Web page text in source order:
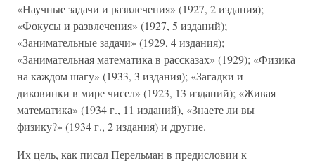
«Научные задачи и развлечения» (1927, 2 издания);
«Фокусы и развлечения» (1927, 5 изданий);
«Занимательные задачи» (1929, 4 издания);
«Занимательная математика в рассказах» (1929); «Физика
на каждом шагу» (1933, 3 издания); «Загадки и
диковинки в мире чисел» (1923, 13 изданий); «Живая
математика» (1934 г., 11 изданий), «Знаете ли вы
физику?» (1934 г., 2 издания) и другие.
Их цель, как писал Перельман в предисловии к